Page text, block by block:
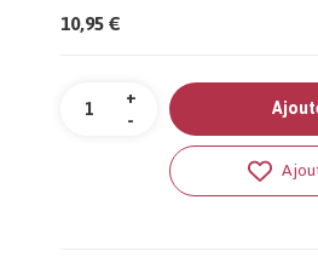
10,95 €
Quantité +
-